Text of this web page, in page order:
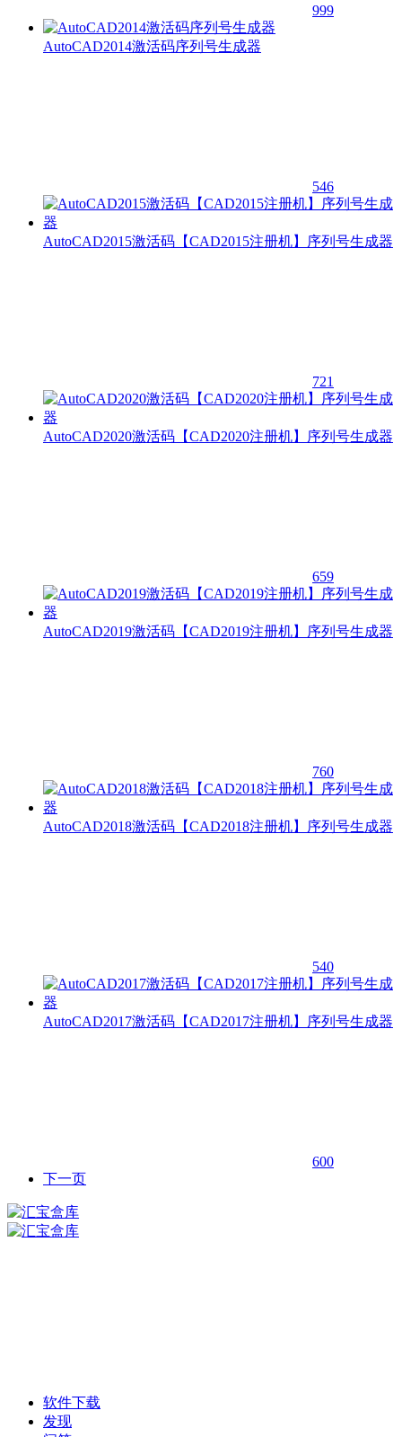
999
AutoCAD2014激活码序列号生成器
546
AutoCAD2015激活码【CAD2015注册机】序列号生成器
721
AutoCAD2020激活码【CAD2020注册机】序列号生成器
659
AutoCAD2019激活码【CAD2019注册机】序列号生成器
760
AutoCAD2018激活码【CAD2018注册机】序列号生成器
540
AutoCAD2017激活码【CAD2017注册机】序列号生成器
600
下一页
软件下载
发现